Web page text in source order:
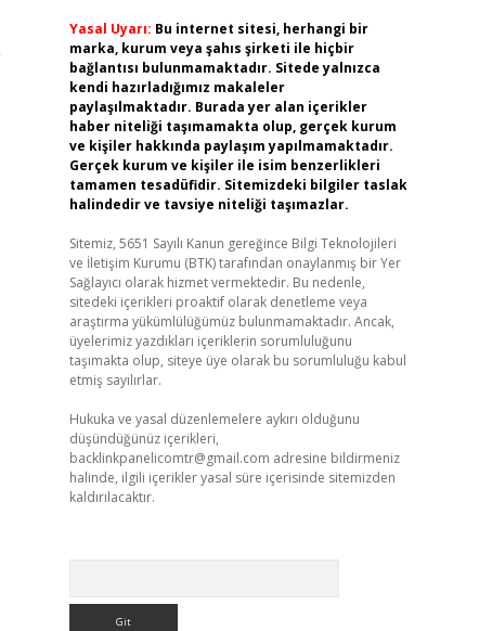
Yasal Uyarı: Bu internet sitesi, herhangi bir
marka, kurum veya şahıs şirketi ile hiçbir
bağlantısı bulunmamaktadır. Sitede yalnızca
kendi hazırladığımız makaleler
paylaşılmaktadır. Burada yer alan içerikler
haber niteliği taşımamakta olup, gerçek kurum
ve kişiler hakkında paylaşım yapılmamaktadır.
Gerçek kurum ve kişiler ile isim benzerlikleri
tamamen tesadüfidir. Sitemizdeki bilgiler taslak
halindedir ve tavsiye niteliği taşımazlar.
Sitemiz, 5651 Sayılı Kanun gereğince Bilgi Teknolojileri
ve İletişim Kurumu (BTK) tarafından onaylanmış bir Yer
Sağlayıcı olarak hizmet vermektedir. Bu nedenle,
sitedeki içerikleri proaktif olarak denetleme veya
araştırma yükümlülüğümüz bulunmamaktadır. Ancak,
üyelerimiz yazdıkları içeriklerin sorumluluğunu
taşımakta olup, siteye üye olarak bu sorumluluğu kabul
etmiş sayılırlar.
Hukuka ve yasal düzenlemelere aykırı olduğunu
düşündüğünüz içerikleri,
backlinkpanelicomtr@gmail.com adresine bildirmeniz
halinde, ilgili içerikler yasal süre içerisinde sitemizden
kaldırılacaktır.